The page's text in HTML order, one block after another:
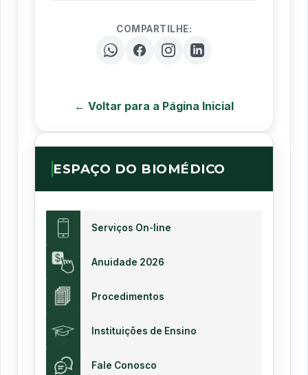
COMPARTILHE:
← Voltar para a Página Inicial
ESPAÇO DO BIOMÉDICO
Serviços On-line
Anuidade 2026
Procedimentos
Instituições de Ensino
Fale Conosco